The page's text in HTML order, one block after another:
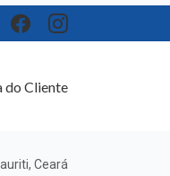
do Cliente
Ceará